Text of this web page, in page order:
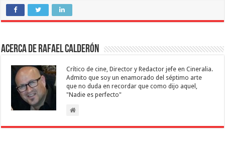
Acerca de Rafael Calderón
Crítico de cine, Director y Redactor jefe en Cineralia.
Admito que soy un enamorado del séptimo arte
que no duda en recordar que como dijo aquel,
"Nadie es perfecto"